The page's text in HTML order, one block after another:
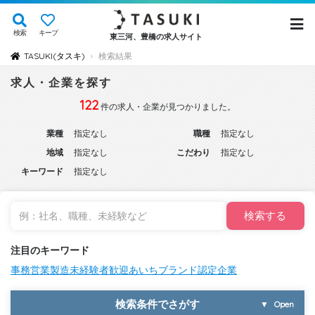
検索 キープ 東三河、豊橋の求人サイト
TASUKI(タスキ) › 検索結果
求人・企業を探す
122件の求人・企業が見つかりました。
業種 指定なし 職種
指定なし
地域
指定なし こだわり
指定なし
キーワード
指定なし
検索する
注目のキーワード
事務営業製造未経験者歓迎あいちブランド認定企業
検索条件でさがす ▼ Open